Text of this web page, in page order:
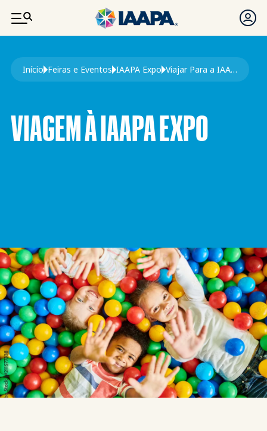
PASSAR PARA O CONTEÚDO PRINCIPAL
Navegação estrutural
Início Feiras e Eventos IAAPA Expo Viajar Para a IAAPA Expo
VIAGEM À IAAPA EXPO